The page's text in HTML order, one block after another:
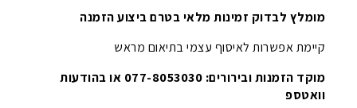
מומלץ לבדוק זמינות מלאי בטרם ביצוע הזמנה
קיימת אפשרות לאיסוף עצמי בתיאום מראש
מוקד הזמנות ובירורים: 077-8053030 או בהודעות
וואטספ